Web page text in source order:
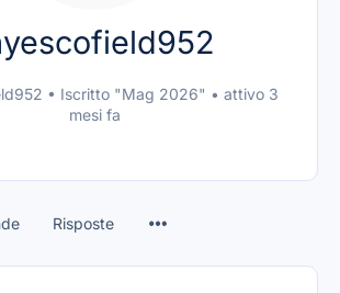
• Iscritto "Mag 2026" • attivo 3
mesi fa
Risposte